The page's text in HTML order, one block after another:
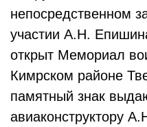
непосредственном
участии А.Н.
открыт Мемориал
Кимрском районе
памятный знак
авиаконструктору